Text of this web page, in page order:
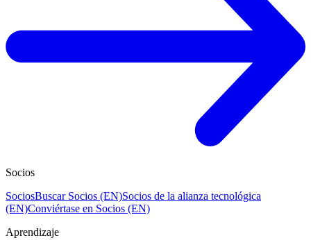
Socios
SociosBuscar Socios (EN)Socios de la alianza tecnológica
(EN)Conviértase en Socios (EN)
Aprendizaje